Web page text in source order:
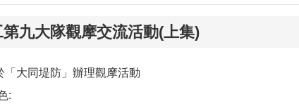
第九大隊觀摩交流活動(上集)
「大同堤防」辦理觀摩活動
: